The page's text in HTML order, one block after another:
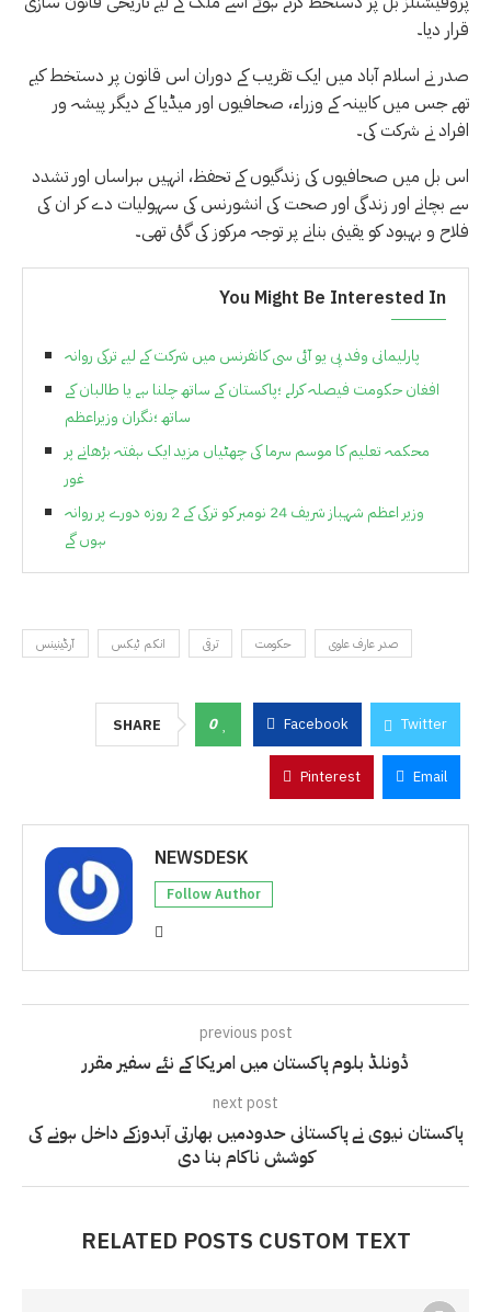
قرار دیا۔
صدر نے اسلام آباد میں ایک تقریب کے دوران اس قانون پر دستخط کیے
تھے جس میں کابینہ کے وزراء، صحافیوں اور میڈیا کے دیگر پیشہ ور
افراد نے شرکت کی۔
اس بل میں صحافیوں کی زندگیوں کے تحفظ، انہیں ہراساں اور تشدد
سے بچانے اور زندگی اور صحت کی انشورنس کی سہولیات دے کر ان کی
فلاح و بہبود کو یقینی بنانے پر توجہ مرکوز کی گئی تھی۔
You Might Be Interested In
پارلیمانی وفد پی یو آئی سی کانفرنس میں شرکت کے لیے ترکی روانہ
افغان حکومت فیصلہ کرلے ؛پاکستان کے ساتھ چلنا ہے یا طالبان کے
ساتھ ؛نگران وزیراعظم
محکمہ تعلیم کا موسم سرما کی چھٹیاں مزید ایک ہفتہ بڑھانے پر
غور
وزیر اعظم شہباز شریف 24 نومبر کو ترکی کے 2 روزہ دورے پر روانہ
ہوں گے
آرڈینینس انکم ٹیکس ترقی حکومت صدر عارف علوی
SHARE 0 Facebook Twitter
Pinterest Email
NEWSDESK
Follow Author
previous post
ڈونلڈ بلوم پاکستان میں امریکا کے نئے سفیر مقرر
next post
پاکستان نیوی نے پاکستانی حدودمیں بھارتی آبدوزکے داخل ہونے کی
کوشش ناکام بنا دی
RELATED POSTS CUSTOM TEXT